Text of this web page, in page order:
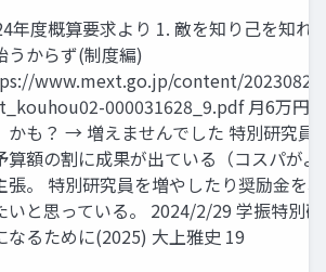
年度概算要求より 1. 敵を知り己を知れ
うからず(制度編)
www.mext.go.jp/content/
000031628_9.pdf 月6万円
かも？ → 増えませんでした 特別研究員
算額の割に成果が出ている（コスパがよ
張。 特別研究員を増やしたり奨励金を
いと思っている。 2024/2/29 学振特別
なるために(2025) 大上雅史 19